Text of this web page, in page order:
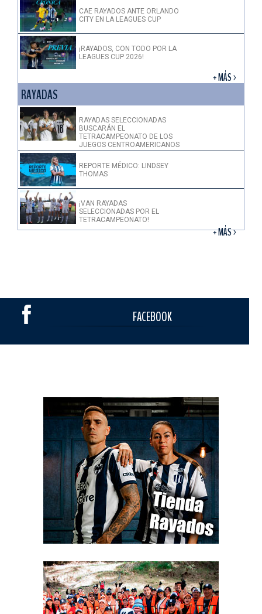
CAE RAYADOS ANTE ORLANDO
CITY EN LA LEAGUES CUP
¡RAYADOS, CON TODO POR LA
LEAGUES CUP 2026!
+ MÁS >
RAYADAS
RAYADAS SELECCIONADAS
BUSCARÁN EL
TETRACAMPEONATO DE LOS
JUEGOS CENTROAMERICANOS
REPORTE MÉDICO: LINDSEY
THOMAS
¡VAN RAYADAS
SELECCIONADAS POR EL
TETRACAMPEONATO!
+ MÁS >
FACEBOOK